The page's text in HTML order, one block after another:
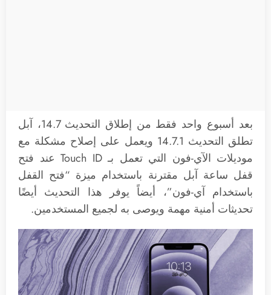
بعد أسبوع واحد فقط من إطلاق التحديث 14.7، آبل
تطلق التحديث 14.7.1 ويعمل على إصلاح مشكلة مع
موديلات الآي-فون التي تعمل بـ Touch ID عند فتح
قفل ساعة آبل مقترنة باستخدام ميزة “فتح القفل
باستخدام آي-فون”، أيضاً يوفر هذا التحديث أيضًا
تحديثات أمنية مهمة ويوصى به لجميع المستخدمين.